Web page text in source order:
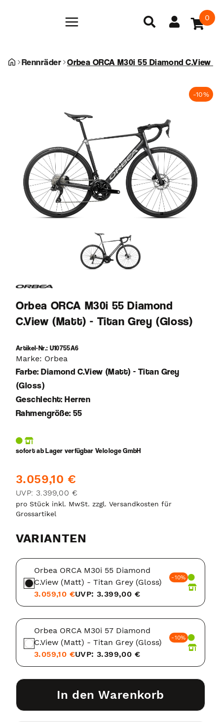
0
Rennräder Orbea ORCA M30i 55 Diamond C.View
-10%
Orbea ORCA M30i 55 Diamond
C.View (Matt) - Titan Grey (Gloss)
Artikel-Nr.: U10755A6
Marke: Orbea
Farbe: Diamond C.View (Matt) - Titan Grey
(Gloss)
Geschlecht: Herren
Rahmengröße: 55
sofort ab Lager verfügbar Velologe GmbH
3.059,10 €
UVP: 3.399,00 €
pro Stück inkl. MwSt. zzgl. Versandkosten für
Grossartikel
VARIANTEN
Orbea ORCA M30i 55 Diamond
C.View (Matt) - Titan Grey (Gloss)
3.059,10 €UVP: 3.399,00 €
-10%
Orbea ORCA M30i 57 Diamond
C.View (Matt) - Titan Grey (Gloss)
3.059,10 €UVP: 3.399,00 €
-10%
In den Warenkorb